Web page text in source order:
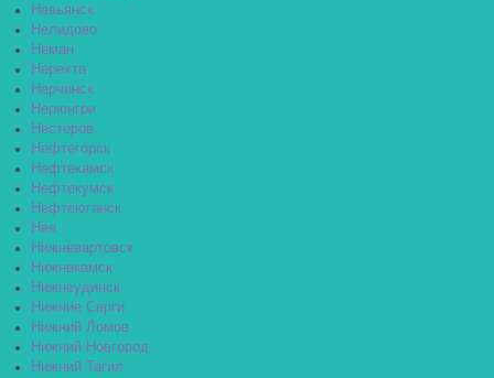
Невьянск
Нелидово
Неман
Нерехта
Нерчинск
Нерюнгри
Нестеров
Нефтегорск
Нефтекамск
Нефтекумск
Нефтеюганск
Нея
Нижневартовск
Нижнекамск
Нижнеудинск
Нижние Серги
Нижний Ломов
Нижний Новгород
Нижний Тагил